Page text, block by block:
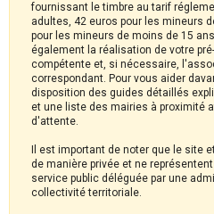
fournissant le timbre au tarif
adultes, 42 euros pour les mineurs
pour les mineurs de moins de 15
également la réalisation de votre
compétente et, si nécessaire,
correspondant. Pour vous aider
disposition des guides détaillés
et une liste des mairies à proximité
d'attente.
Il est important de noter que le site
de manière privée et ne
service public déléguée par une
collectivité territoriale.